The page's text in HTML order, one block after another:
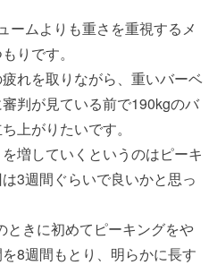
ームよりも重さを重視するメ
りです。
れを取りながら、重いバーベ
判が見ている前で190kgのバ
上がりたいです。
増していくというのはピーキ
3週間ぐらいで良いかと思っ
ときに初めてピーキングをや
8週間もとり、明らかに長す